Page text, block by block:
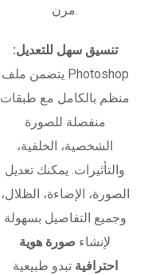
مرن.
تنسيق سهل للتعديل:
يتضمن ملف Photoshop
منظم بالكامل مع طبقات
منفصلة للصورة
الشخصية، الخلفية،
والتأثيرات. يمكنك تعديل
الصورة، الإضاءة، الظلال،
وجميع التفاصيل بسهولة
لإنشاء صورة هوية
احترافية تبدو طبيعية